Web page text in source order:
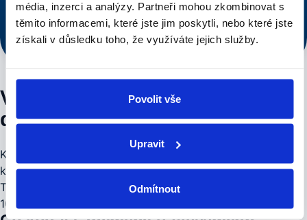
média, inzerci a analýzy. Partneři mohou zkombinovat s
těmito informacemi, které jste jim poskytli, nebo které jste
získali v důsledku toho, že využíváte jejich služby.
Povolit vše
Upravit
Odmítnout
Voláte řemeslníkovi, ne call centru.
Rychlý dojezd po Praze Cena řečena předem
Voláte řemeslníkovi, ne call centru
Viessmann A7 — kompletní
diagnostika a postup opravy
Kód
kategorie "Bezpečnostní zámek — vícenásobné selhání".
Tento kód se objevuje u modelů Vitodens 200, Vitodens
100, Vitogas a vyžaduje cílenou diagnostiku.